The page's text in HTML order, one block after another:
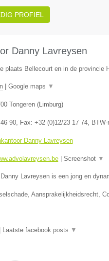
PROFIEL
Danny Lavreysen
plaats Bellecourt en in de provincie
| Google maps ▼
Tongeren(Limburg)
90, Fax: +32 (0)12/23 17 74, BTW-
Danny Lavreysen
| Screenshot ▼
Lavreysen is een jong en
Aansprakelijkheidsrecht,
Laatste facebook posts ▼